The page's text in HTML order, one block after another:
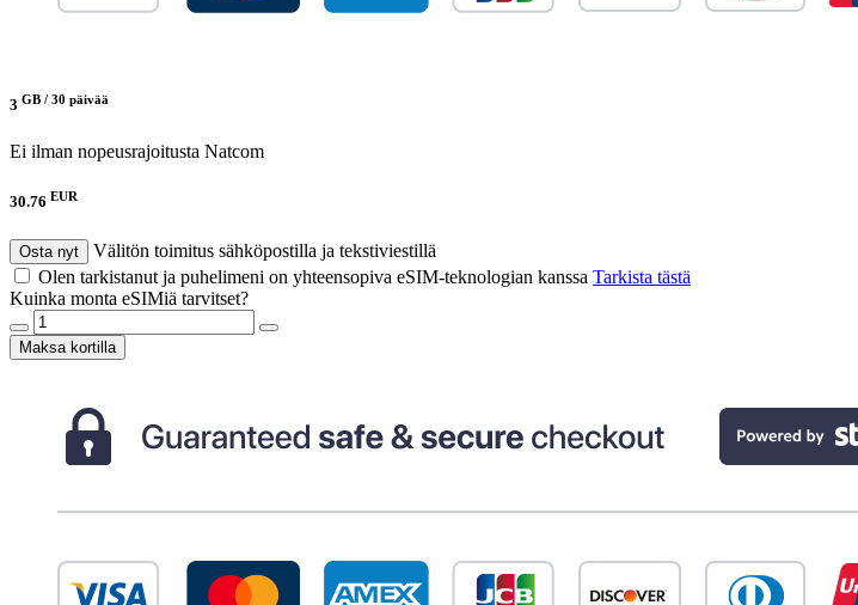
3 GB / 30 päivää
Ei ilman nopeusrajoitusta Natcom
30.76 EUR
Osta nyt
Välitön toimitus sähköpostilla ja tekstiviestillä
Olen tarkistanut ja puhelimeni on yhteensopiva eSIM-teknologian kanssa Tarkista tästä
Kuinka monta eSIMiä tarvitset?
Maksa kortilla